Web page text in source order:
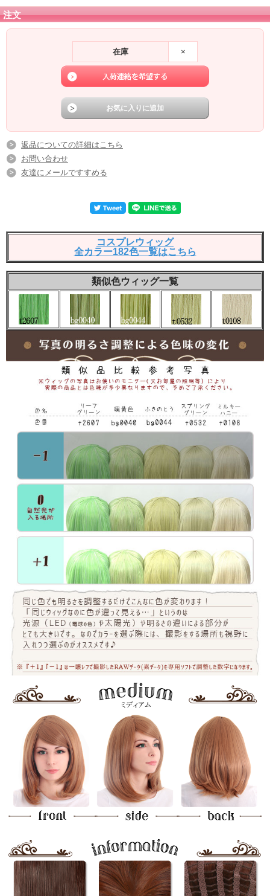
注文
在庫 ×
返品についての詳細はこちら
お問い合わせ
友達にメールですすめる
コスプレウィッグ
全カラー182色一覧はこちら
類似色ウィッグ一覧